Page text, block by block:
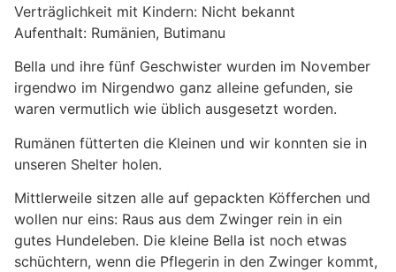
Verträglichkeit mit Kindern: Nicht bekannt
Aufenthalt: Rumänien, Butimanu
Bella und ihre fünf Geschwister wurden im November
irgendwo im Nirgendwo ganz alleine gefunden, sie
waren vermutlich wie üblich ausgesetzt worden.
Rumänen fütterten die Kleinen und wir konnten sie in
unseren Shelter holen.
Mittlerweile sitzen alle auf gepackten Köfferchen und
wollen nur eins: Raus aus dem Zwinger rein in ein
gutes Hundeleben. Die kleine Bella ist noch etwas
schüchtern, wenn die Pflegerin in den Zwinger kommt,